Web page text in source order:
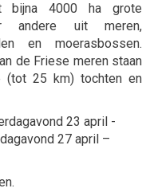
bijna 4000 ha grote
andere uit meren,
en moerasbossen.
de Friese meren staan
(tot 25 km) tochten en
23 april -
27 april –